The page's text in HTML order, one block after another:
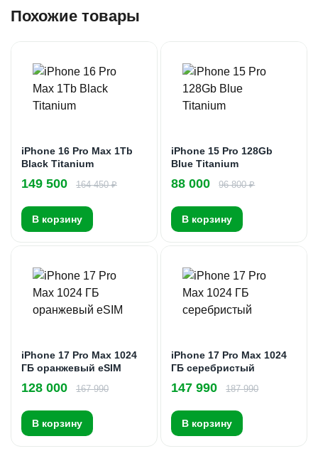
Похожие товары
iPhone 16 Pro Max 1Tb
Black Titanium
149 500 164 450 ₽
В корзину
iPhone 15 Pro 128Gb
Blue Titanium
88 000 96 800 ₽
В корзину
iPhone 17 Pro Max 1024
ГБ оранжевый eSIM
128 000 167 990
В корзину
iPhone 17 Pro Max 1024
ГБ серебристый
147 990 187 990
В корзину